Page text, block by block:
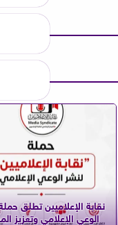
نقابة الإعلاميين تطلق
الوعي الإعلامي وتعزيز